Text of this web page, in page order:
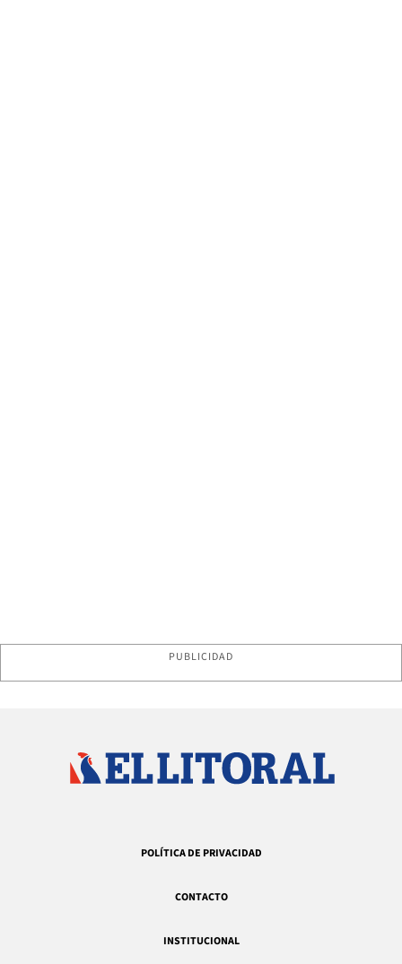
PUBLICIDAD
POLÍTICA DE PRIVACIDAD
CONTACTO
INSTITUCIONAL